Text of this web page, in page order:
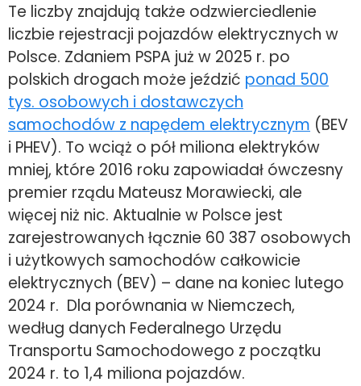
Te liczby znajdują także odzwierciedlenie
liczbie rejestracji pojazdów elektrycznych w
Polsce. Zdaniem PSPA już w 2025 r. po
polskich drogach może jeździć ponad 500
tys. osobowych i dostawczych
samochodów z napędem elektrycznym (BEV
i PHEV). To wciąż o pół miliona elektryków
mniej, które 2016 roku zapowiadał ówczesny
premier rządu Mateusz Morawiecki, ale
więcej niż nic. Aktualnie w Polsce jest
zarejestrowanych łącznie 60 387 osobowych
i użytkowych samochodów całkowicie
elektrycznych (BEV) – dane na koniec lutego
2024 r. Dla porównania w Niemczech,
według danych Federalnego Urzędu
Transportu Samochodowego z początku
2024 r. to 1,4 miliona pojazdów.